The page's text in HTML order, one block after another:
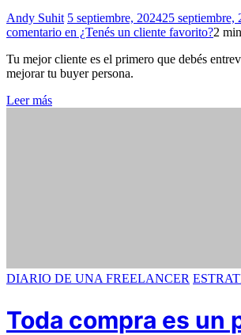
Andy Suhit 5 septiembre, 202425 septiembre,
comentario en ¿Tenés un cliente favorito?2
Tu mejor cliente es el primero que debés
mejorar tu buyer persona.
Leer más
DIARIO DE UNA FREELANCER
Toda compra es un